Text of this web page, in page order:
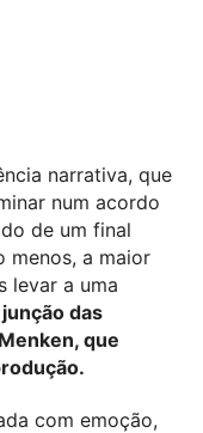
narrativa, que
num acordo
de um final
menos, a maior
levar a uma
das
que
com emoção,